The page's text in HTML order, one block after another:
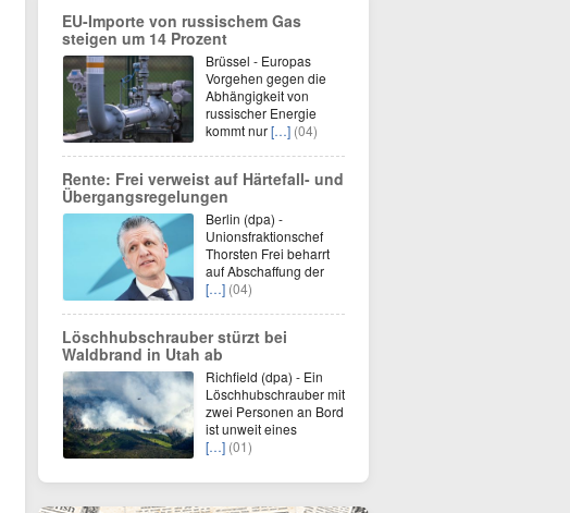
EU-Importe von russischem Gas
steigen um 14 Prozent
Brüssel - Europas
Vorgehen gegen die
Abhängigkeit von
russischer Energie
kommt nur[…] (04)
Rente: Frei verweist auf Härtefall- und
Übergangsregelungen
Berlin (dpa) -
Unionsfraktionschef
Thorsten Frei beharrt
auf Abschaffung der
[…] (04)
Löschhubschrauber stürzt bei
Waldbrand in Utah ab
Richfield (dpa) - Ein
Löschhubschrauber mit
zwei Personen an Bord
ist unweit eines
[…] (01)